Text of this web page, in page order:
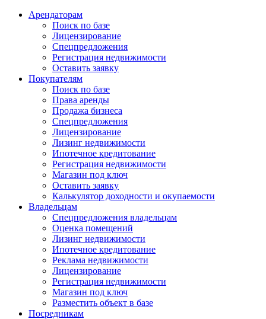
Арендаторам
Поиск по базе
Лицензирование
Спецпредложения
Регистрация недвижимости
Оставить заявку
Покупателям
Поиск по базе
Права аренды
Продажа бизнеса
Спецпредложения
Лицензирование
Лизинг недвижимости
Ипотечное кредитование
Регистрация недвижимости
Магазин под ключ
Оставить заявку
Калькулятор доходности и окупаемости
Владельцам
Спецпредложения владельцам
Оценка помещений
Лизинг недвижимости
Ипотечное кредитование
Реклама недвижимости
Лицензирование
Регистрация недвижимости
Магазин под ключ
Разместить объект в базе
Посредникам